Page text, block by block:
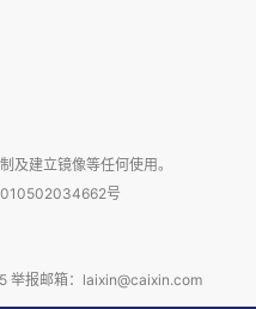
及建立镜像等任何使用。
号
举报邮箱：laixin@caixin.com